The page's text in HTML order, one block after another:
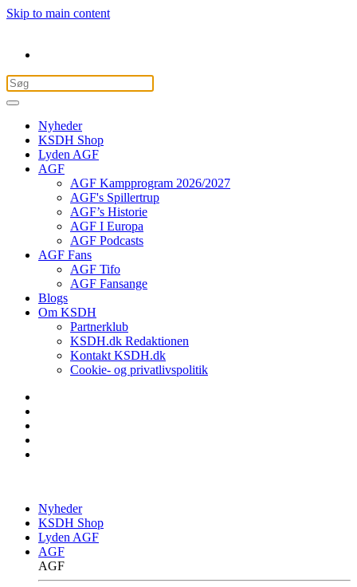
Skip to main content
Nyheder
KSDH Shop
Lyden AGF
AGF
AGF Kampprogram 2026/2027
AGF's Spillertrup
AGF’s Historie
AGF I Europa
AGF Podcasts
AGF Fans
AGF Tifo
AGF Fansange
Blogs
Om KSDH
Partnerklub
KSDH.dk Redaktionen
Kontakt KSDH.dk
Cookie- og privatlivspolitik
Nyheder
KSDH Shop
Lyden AGF
AGF
AGF